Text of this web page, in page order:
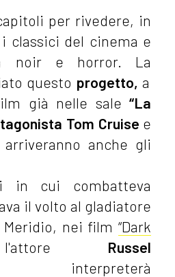
per rivedere, in
classici del cinema e
noir e horror. La
questo progetto, a
già nelle sale“La
Tom Cruise e
anche gli
in cui combatteva
il volto al gladiatore
Meridio, nei film“Dark
Russel